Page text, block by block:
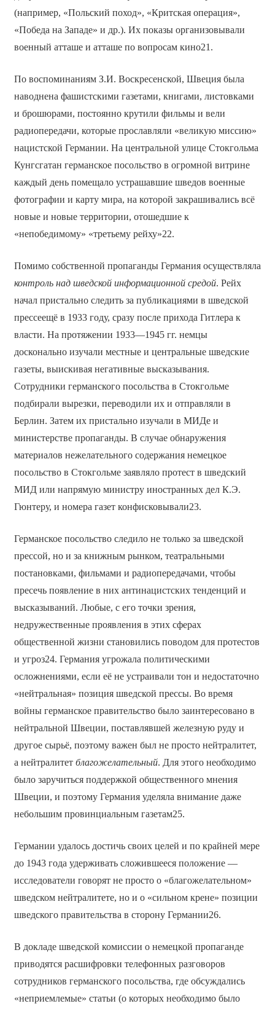
(например, «Польский поход», «Критская операция»,
«Победа на Западе» и др.). Их показы организовывали
военный атташе и атташе по вопросам кино21.
По воспоминаниям З.И. Воскресенской, Швеция была
наводнена фашистскими газетами, книгами, листовками
и брошюрами, постоянно крутили фильмы и вели
радиопередачи, которые прославляли «великую миссию»
нацистской Германии. На центральной улице Стокгольма
Кунгсгатан германское посольство в огромной витрине
каждый день помещало устрашавшие шведов военные
фотографии и карту мира, на которой закрашивались всё
новые и новые территории, отошедшие к
«непобедимому» «третьему рейху»22.
Помимо собственной пропаганды Германия осуществляла
контроль над шведской информационной средой. Рейх
начал пристально следить за публикациями в шведской
прессеещё в 1933 году, сразу после прихода Гитлера к
власти. На протяжении 1933—1945 гг. немцы
досконально изучали местные и центральные шведские
газеты, выискивая негативные высказывания.
Сотрудники германского посольства в Стокгольме
подбирали вырезки, переводили их и отправляли в
Берлин. Затем их пристально изучали в МИДе и
министерстве пропаганды. В случае обнаружения
материалов нежелательного содержания немецкое
посольство в Стокгольме заявляло протест в шведский
МИД или напрямую министру иностранных дел К.Э.
Гюнтеру, и номера газет конфисковывали23.
Германское посольство следило не только за шведской
прессой, но и за книжным рынком, театральными
постановками, фильмами и радиопередачами, чтобы
пресечь появление в них антинацистских тенденций и
высказываний. Любые, с его точки зрения,
недружественные проявления в этих сферах
общественной жизни становились поводом для протестов
и угроз24. Германия угрожала политическими
осложнениями, если её не устраивали тон и недостаточно
«нейтральная» позиция шведской прессы. Во время
войны германское правительство было заинтересовано в
нейтральной Швеции, поставлявшей железную руду и
другое сырьё, поэтому важен был не просто нейтралитет,
а нейтралитет благожелательный. Для этого необходимо
было заручиться поддержкой общественного мнения
Швеции, и поэтому Германия уделяла внимание даже
небольшим провинциальным газетам25.
Германии удалось достичь своих целей и по крайней мере
до 1943 года удерживать сложившееся положение —
исследователи говорят не просто о «благожелательном»
шведском нейтралитете, но и о «сильном крене» позиции
шведского правительства в сторону Германии26.
В докладе шведской комиссии о немецкой пропаганде
приводятся расшифровки телефонных разговоров
сотрудников германского посольства, где обсуждались
«неприемлемые» статьи (о которых необходимо было